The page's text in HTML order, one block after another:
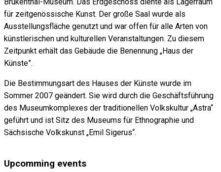
Brukenthal-Museum. Das Erdgeschoss diente als Lagerraum
für zeitgenössische Kunst. Der große Saal wurde als
Ausstellungsfläche genutzt und war offen für alle Arten von
künstlerischen und kulturellen Veranstaltungen. Zu diesem
Zeitpunkt erhält das Gebäude die Benennung „Haus der
Künste”.
Die Bestimmungsart des Hauses der Künste wurde im
Sommer 2007 geändert. Sie wird durch die Geschäftsführung
des Museumkomplexes der traditionellen Volkskultur „Astra“
geführt und ist Sitz des Museums für Ethnographie und
Sächsische Volkskunst „Emil Sigerus“.
Upcomming events